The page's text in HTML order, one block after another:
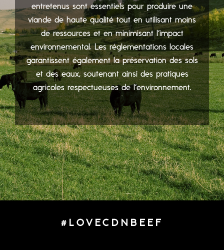
entretenus sont essentiels pour produire une
viande de haute qualité tout en utilisant moins
de ressources et en minimisant l’impact
environnemental. Les réglementations locales
garantissent également la préservation des sols
et des eaux, soutenant ainsi des pratiques
agricoles respectueuses de l’environnement.
#LOVECDNBEEF